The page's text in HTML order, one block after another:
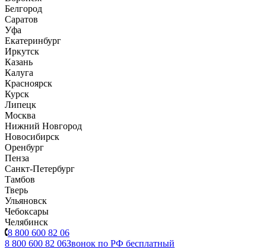
Белгород
Саратов
Уфа
Екатеринбург
Иркутск
Казань
Калуга
Красноярск
Курск
Липецк
Москва
Нижний Новгород
Новосибирск
Оренбург
Пенза
Санкт-Петербург
Тамбов
Тверь
Ульяновск
Чебоксары
Челябинск
8 800 600 82 06
8 800 600 82 06Звонок по РФ бесплатный